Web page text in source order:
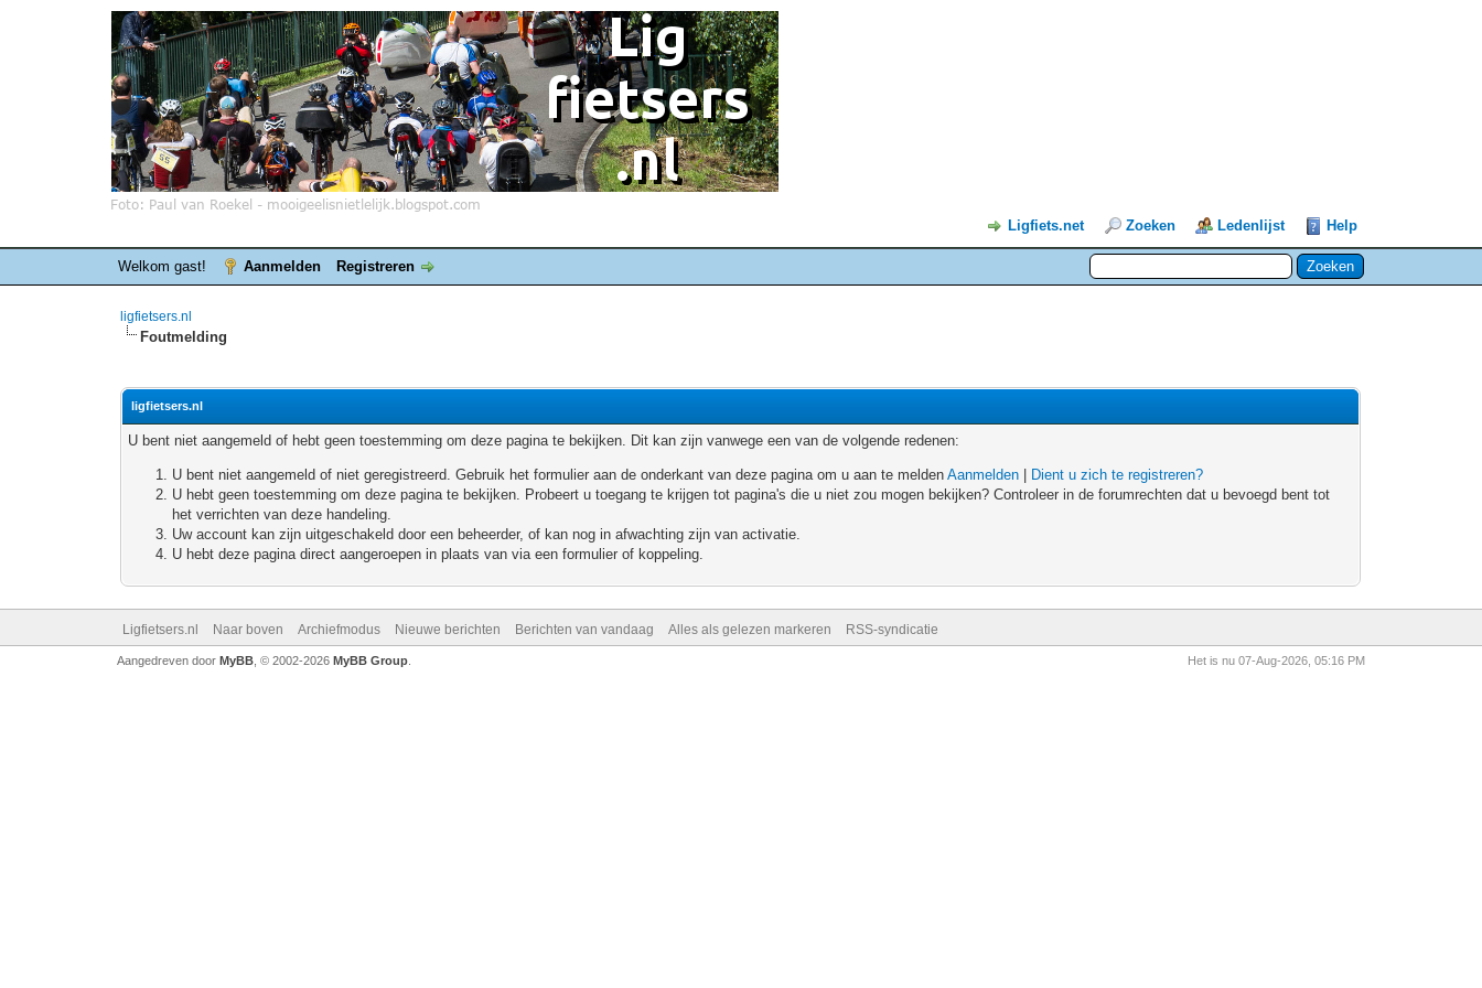
Ligfiets.net Zoeken Ledenlijst Help
Welkom gast! Aanmelden Registreren
ligfietsers.nl
Foutmelding
ligfietsers.nl
U bent niet aangemeld of hebt geen toestemming om deze pagina te bekijken. Dit kan zijn vanwege een van de volgende redenen:
U bent niet aangemeld of niet geregistreerd. Gebruik het formulier aan de onderkant van deze pagina om u aan te meldenAanmelden
Dient u zich te registreren?
U hebt geen toestemming om deze pagina te bekijken. Probeert u toegang te krijgen tot pagina's die u niet zou mogen bekijken? Controleer in de forumrechten dat u bevoegd bent tot
het verrichten van deze handeling.
Uw account kan zijn uitgeschakeld door een beheerder, of kan nog in afwachting zijn van activatie.
U hebt deze pagina direct aangeroepen in plaats van via een formulier of koppeling.
Ligfietsers.nl Naar boven Archiefmodus Nieuwe berichten Berichten van vandaag Alles als gelezen markeren RSS-syndicatie
Het is nu 07-Aug-2026, 05:16 PM
Aangedreven door MyBB, © 2002-2026 MyBB Group.